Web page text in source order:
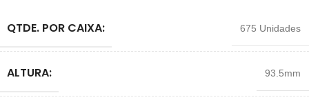
QTDE. POR CAIXA: 675 Unidades
ALTURA: 93.5mm